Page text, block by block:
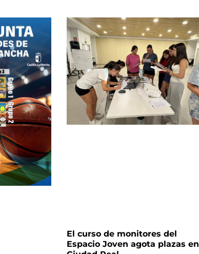
El curso de monitores del
Espacio Joven agota plazas en